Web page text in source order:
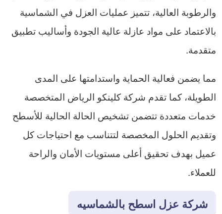
والرطوبة العالية، تتميز عمليات العزل في الشماسية
بالاعتماد على مواد عازلة عالية الجودة وأساليب تطبيق
متقدمة.
مما يضمن فعالية الحماية واستدامتها على المدى
الطويلة، كما تقدم شركة كلينكو الرياض المتخصصة
خدمات متعددة تتضمن تشخيص الحالة الحالية للأسطح
وتقديم الحلول المخصصة لتتناسب مع احتياجات كل
عميل بهدف تحقيق أعلى مستويات الأمان والراحة
للعملاء.
شركة عزل اسطح بالشماسيه